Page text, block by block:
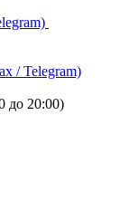
/ Telegram)
до 20:00)